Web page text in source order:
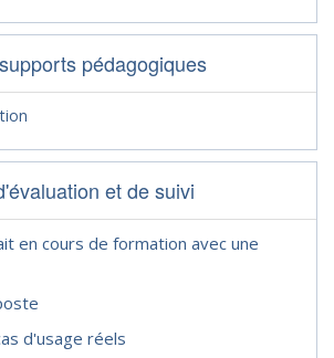
pédagogiques
et de suivi
en cours de formation avec une
d'usage réels